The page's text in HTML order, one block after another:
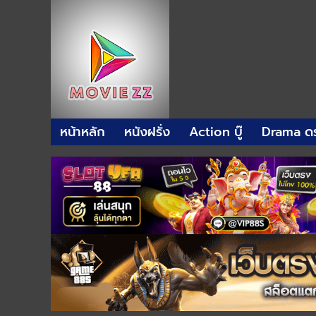
หน้าหลัก หนังฝรั่ง Action บู๊ Drama ด